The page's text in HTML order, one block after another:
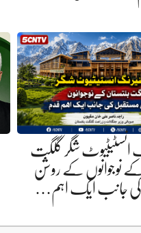
انسٹیٹیوٹ شگر گلگت
کے نوجوانوں کے روشن
کی جانب ایک اہم…